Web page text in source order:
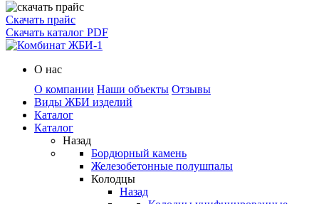
Скачать прайс
Скачать каталог PDF
О нас
О компании Наши объекты Отзывы
Виды ЖБИ изделий
Каталог
Каталог
Назад
Бордюрный камень
Железобетонные полушпалы
Колодцы
Назад